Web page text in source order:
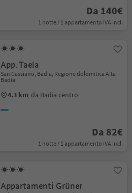
Da 140€
1 notte / 1 appartamento IVA incl.
App. Taela
San Cassiano, Badia, Regione dolomitica Alta
Badia
4.3 km da Badia centro
Da 82€
1 notte / 1 appartamento IVA incl.
Appartamenti Grüner